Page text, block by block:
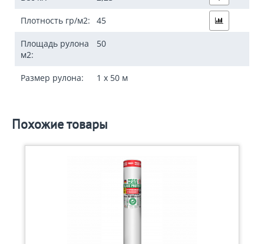
Плотность гр/м2: 45
Площадь рулона
м2:
50
Размер рулона: 1 x 50 м
Похожие товары